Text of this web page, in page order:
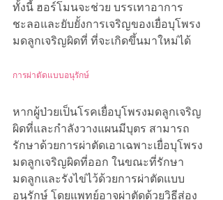
ทั้งนี้ ฮอร์โมนจะช่วย บรรเทาอาการ
ชะลอและยับยั้งการเจริญของเยื่อบุโพรง
มดลูกเจริญผิดที่ ที่จะเกิดขึ้นมาใหม่ได้
การผ่าตัดแบบอนุรักษ์
หากผู้ป่วยเป็นโรคเยื่อบุโพรงมดลูกเจริญ
ผิดที่และกำลังวางแผนมีบุตร สามารถ
รักษาด้วยการผ่าตัดเอาเฉพาะเยื่อบุโพรง
มดลูกเจริญผิดที่ออก ในขณะที่รักษา
มดลูกและรังไข่ไว้ด้วยการผ่าตัดแบบ
อนุรักษ์ โดยแพทย์อาจผ่าตัดด้วยวิธีส่อง